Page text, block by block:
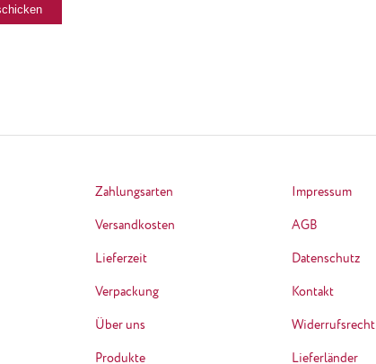
Zahlungsarten
Versandkosten
Lieferzeit
Verpackung
Über uns
Produkte
Impressum
AGB
Datenschutz
Kontakt
Widerrufsrecht
Lieferländer